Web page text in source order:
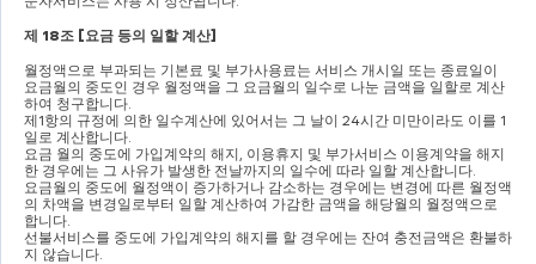
제 18조 [ 요금 등의 일할 계산]
월정액으로 부과되는 기본료 및 부가사용료는 서비스 개시일 또는 종료일이
요금월의 중도인 경우 월정액을 그 요금월의 일수로 나눈 금액을 일할로 계산
하여 청구합니다
제1항의 규정에 의한 일수계산에 있어서는 그 날이 24시간 미만이라도 이를 1
일로 계산합니다
요금 월의 중도에 가입계약의 해지
이용휴지 및 부가서비스 이용계약을 해지
한 경우에는 그 사유가 발생한 전날까지의 일수에 따라 일할 계산합니다
요금월의 중도에 월정액이 증가하거나 감소하는 경우에는 변경에 따른 월정액
의 차액을 변경일로부터 일할 계산하여 가감한 금액을 해당월의 월정액으로
합니다
선불서비스를 중도에 가입계약의 해지를 할 경우에는 잔여 충전금액은 환불하
지 않습니다